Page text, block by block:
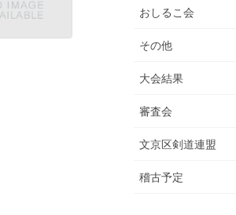
おしるこ会
その他
大会結果
審査会
文京区剣道連盟
稽古予定